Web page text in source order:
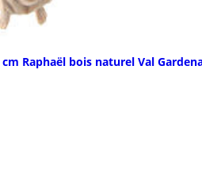
Raphaël bois naturel Val